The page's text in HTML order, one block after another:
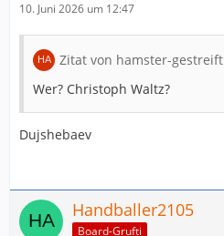
10. Juni 2026 um 12:47
Zitat von hamster-gestreift
Wer? Christoph Waltz?
Dujshebaev
Handballer2105
Board-Grufti